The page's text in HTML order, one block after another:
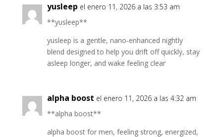
yusleep el enero 11, 2026 a las 3:53 am
**yusleep**
yusleep is a gentle, nano-enhanced nightly
blend designed to help you drift off quickly, stay
asleep longer, and wake feeling clear
alpha boost el enero 11, 2026 a las 4:32 am
**alpha boost**
alpha boost for men, feeling strong, energized,